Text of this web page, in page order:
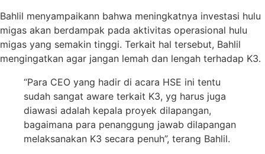
Bahlil menyampaikann bahwa meningkatnya investasi hulu
migas akan berdampak pada aktivitas operasional hulu
migas yang semakin tinggi. Terkait hal tersebut, Bahlil
mengingatkan agar jangan lemah dan lengah terhadap K3.
“Para CEO yang hadir di acara HSE ini tentu
sudah sangat aware terkait K3, yg harus juga
diawasi adalah kepala proyek dilapangan,
bagaimana para penanggung jawab dilapangan
melaksanakan K3 secara penuh”, terang Bahlil.